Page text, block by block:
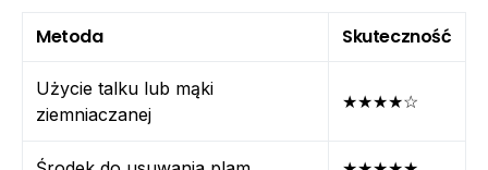
Metoda Skuteczność
Użycie talku lub mąki
ziemniaczanej
★★★★☆